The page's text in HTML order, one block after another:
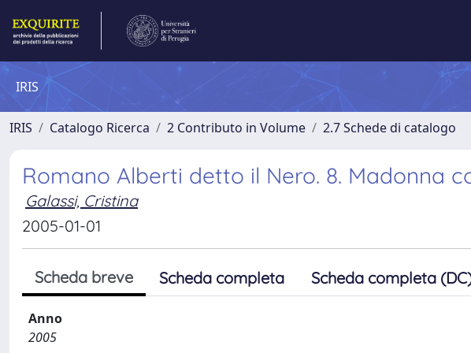
IRIS
IRIS Catalogo Ricerca 2 Contributo in Volume 2.7 Schede di catalogo
Romano Alberti detto il Nero. 8. Madonna
Galassi, Cristina
2005-01-01
Scheda breve Scheda completa Scheda completa
Anno
2005